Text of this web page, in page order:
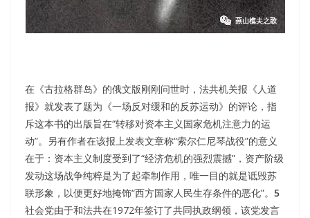
在《古拉格群岛》的俄文版刚刚问世时，法共机关报《人道
报》就发表了题为《一场反对缓和的反苏运动》的评论，指
斥这本书的出版旨在“转移对资本主义国家危机注意力的运
动”。另有作者在该报上发表文章称“索尔仁尼琴战役”的意义
在于：资本主义制度受到了“经济危机的强烈震撼”，资产阶级
发动这场战争纯粹是为了起牵制作用，唯一目的就是诋毁苏
联形象，以便更好地掩饰“西方国家人民生存条件的恶化”。 5
社会党由于和法共在1972年签订了共同执政纲领，该党发言